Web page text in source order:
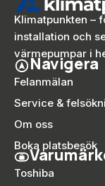
Klimatpunkten –
installation och
värmepumpar i
Navigera
Felanmälan
Service &
Om oss
Boka platsbesök
Toshiba